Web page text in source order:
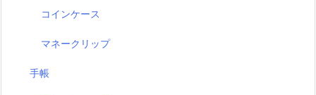
コインケース
マネークリップ
手帳